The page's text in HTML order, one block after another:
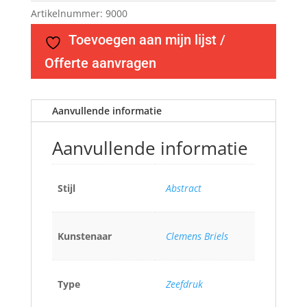
Artikelnummer: 9000
Toevoegen aan mijn lijst /
Offerte aanvragen
Aanvullende informatie
Aanvullende informatie
Stijl Abstract
Kunstenaar Clemens Briels
Type Zeefdruk